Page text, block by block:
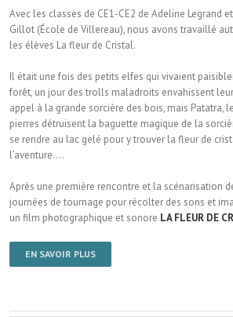
Avec les classes de CE1-CE2 de Adeline Legrand
Gillot (École de Villereau), nous avons travaillé
les élèves La fleur de Cristal.
Il était une fois des petits elfes qui vivaient
forêt, un jour des trolls maladroits envahissent
appel à la grande sorcière des bois, mais Patatra,
pierres détruisent la baguette magique de la
se rendre au lac gelé pour y trouver la fleur de
l’aventure….
Après une première rencontre et la scénarisation
journées de tournage pour récolter des sons et
un film photographique et sonore LA FLEUR DE
EN SAVOIR PLUS